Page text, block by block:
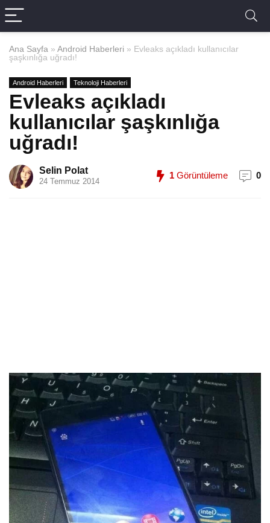
Ana Sayfa » Android Haberleri » Evleaks açıkladı kullanıcılar
şaşkınlığa uğradı!
Android Haberleri Teknoloji Haberleri
Evleaks açıkladı
kullanıcılar şaşkınlığa
uğradı!
Selin Polat
24 Temmuz 2014
1 Görüntüleme 0